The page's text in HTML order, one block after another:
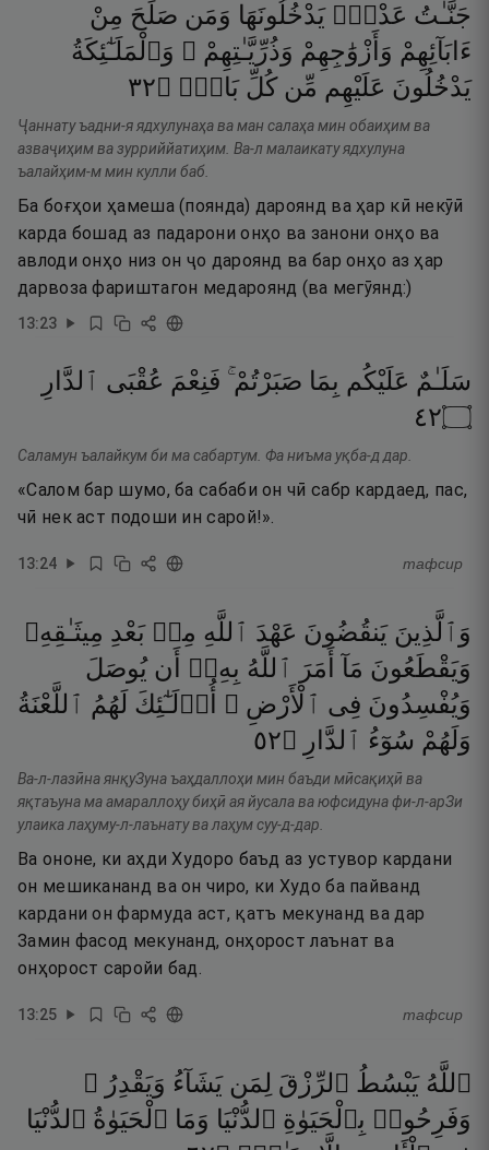
جَنَّـٰتُ عَدْنٍۢ يَدْخُلُونَهَا وَمَن صَلَحَ مِنْ
ءَابَآئِهِمْ وَأَزْوَٰجِهِمْ وَذُرِّيَّـٰتِهِمْ ۖ وَٱلْمَلَـٰٓئِكَةُ
يَدْخُلُونَ عَلَيْهِم مِّن كُلِّ بَابٍۢ ۝٢٣
Ҷаннату ъадни-я ядхулунаҳа ва ман салаҳа мин обаиҳим ва
азваҷиҳим ва зурриййатиҳим. Ва-л малаикату ядхулуна
ъалайҳим-м мин кулли баб.
Ба боғҳои ҳамеша (поянда) дароянд ва ҳар кӣ некӯӣ
карда бошад аз падарони онҳо ва занони онҳо ва
авлоди онҳо низ он ҷо дароянд ва бар онҳо аз ҳар
дарвоза фариштагон медароянд (ва мегӯянд:)
13:23
سَلَـٰمٌ عَلَيْكُم بِمَا صَبَرْتُمْ ۚ فَنِعْمَ عُقْبَى ٱلدَّارِ
۝٢٤
Саламун ъалайкум би ма сабартум. Фа ниъма уқба-д дар.
«Салом бар шумо, ба сабаби он чӣ сабр кардаед, пас,
чӣ нек аст подоши ин сарой!».
13:24 тафсир
وَٱلَّذِينَ يَنقُضُونَ عَهْدَ ٱللَّهِ مِنۢ بَعْدِ مِيثَـٰقِهِۦ
وَيَقْطَعُونَ مَآ أَمَرَ ٱللَّهُ بِهِۦٓ أَن يُوصَلَ
وَيُفْسِدُونَ فِى ٱلْأَرْضِ ۙ أُو۟لَـٰٓئِكَ لَهُمُ ٱللَّعْنَةُ
وَلَهُمْ سُوٓءُ ٱلدَّارِ ۝٢٥
Ва-л-лазӣна янқуЗуна ъаҳдаллоҳи мин баъди мӣсақиҳӣ ва
яқтаъуна ма амараллоҳу биҳӣ ая йусала ва юфсидуна фи-л-арЗи
улаика лаҳуму-л-лаънату ва лаҳум суу-д-дар.
Ва ононе, ки аҳди Худоро баъд аз устувор кардани
он мешикананд ва он чиро, ки Худо ба пайванд
кардани он фармуда аст, қатъ мекунанд ва дар
Замин фасод мекунанд, онҳорост лаънат ва
онҳорост саройи бад.
13:25 тафсир
ٱللَّهُ يَبْسُطُ ٱلرِّزْقَ لِمَن يَشَآءُ وَيَقْدِرُ ۚ
وَفَرِحُوا۟ بِٱلْحَيَوٰةِ ٱلدُّنْيَا وَمَا ٱلْحَيَوٰةُ ٱلدُّنْيَا